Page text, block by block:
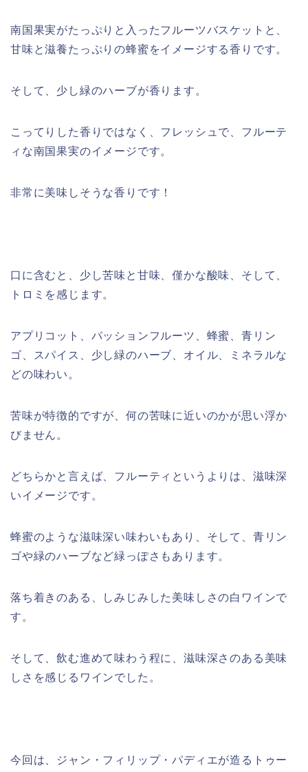
南国果実がたっぷりと入ったフルーツバスケットと、
甘味と滋養たっぷりの蜂蜜をイメージする香りです。
そして、少し緑のハーブが香ります。
こってりした香りではなく、フレッシュで、フルーテ
ィな南国果実のイメージです。
非常に美味しそうな香りです！
口に含むと、少し苦味と甘味、僅かな酸味、そして、
トロミを感じます。
アプリコット、パッションフルーツ、蜂蜜、青リン
ゴ、スパイス、少し緑のハーブ、オイル、ミネラルな
どの味わい。
苦味が特徴的ですが、何の苦味に近いのかが思い浮か
びません。
どちらかと言えば、フルーティというよりは、滋味深
いイメージです。
蜂蜜のような滋味深い味わいもあり、そして、青リン
ゴや緑のハーブなど緑っぽさもあります。
落ち着きのある、しみじみした美味しさの白ワインで
す。
そして、飲む進めて味わう程に、滋味深さのある美味
しさを感じるワインでした。
今回は、ジャン・フィリップ・パディエが造るトゥー